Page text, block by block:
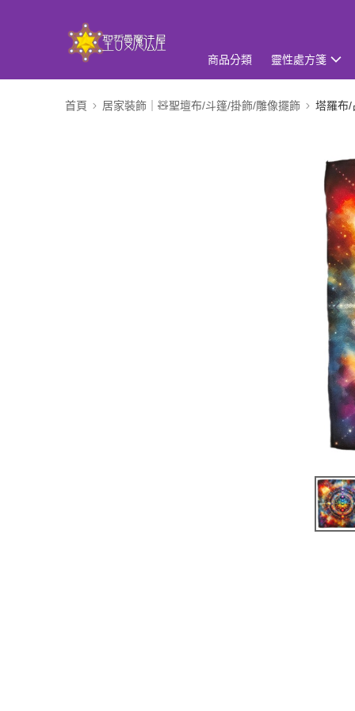
商品分類 靈性處方箋
首頁 居家裝飾｜🧸聖壇布/斗篷/掛飾/雕像擺飾 塔羅布/